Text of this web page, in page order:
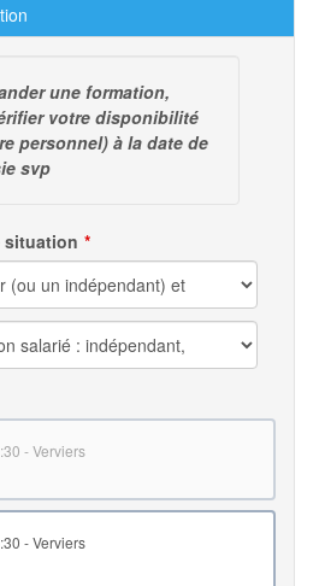
une formation,
votre disponibilité
personnel) à la date de
svp
situation
le 20/08/26 de 08:30 à 16:30 - Verviers
le 10/09/26 de 08:30 à 16:30 - Verviers